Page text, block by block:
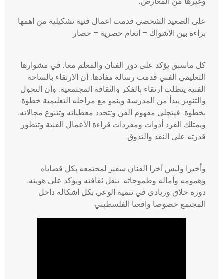
على الصعيد الشخصي قدمت اعمال فنية تشكيلية من اهمها
براءة بين الاشواك – انغام حصرية – حصار
كل ماسبق يؤكد على دور الفنان والمعلم معا. في مشوارها
التعليمي الفني قدمت رسالة مفادها. أن الارتقاء بالساحة
الفنية يتطلب ارتقاء بالفكر والثقافة المجتمعية. وأن التحول
والتنوير يبدأ من المدرسة وينمو مع مراحله التعليمية خطوة
بخطوة. فيتجلى مفهوم الفن وتتحدد معطياته وتتنوع مجالاته.
ويمتلك الفرد أدوات ومفردات قراءة الأعمال الفنية وتتطور
قدرته على النقد والتذوق.
وأخيرا وليس آخرا الفنان سفير لمجتمعه بكل قضاياه
وهمومه وآماله وطموحاته. ينقل ثقافته ويؤكد على هويته.
دوره خلاق وريادي في تنمية الوعي بكل اشكاله داخل
المجتمع خصوصا واقعنا الفلسطيني